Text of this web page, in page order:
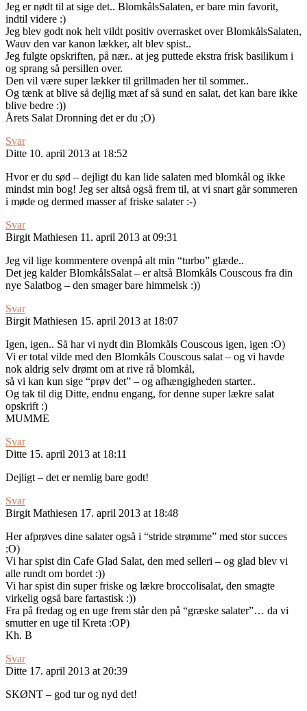
Jeg er nødt til at sige det.. BlomkålsSalaten, er bare min favorit,
indtil videre :)
Jeg blev godt nok helt vildt positiv overrasket over BlomkålsSalaten,
Wauv den var kanon lækker, alt blev spist..
Jeg fulgte opskriften, på nær.. at jeg puttede ekstra frisk basilikum i
og sprang så persillen over.
Den vil være super lækker til grillmaden her til sommer..
Og tænk at blive så dejlig mæt af så sund en salat, det kan bare ikke
blive bedre :))
Årets Salat Dronning det er du ;O)
Svar
Ditte 10. april 2013 at 18:52
Hvor er du sød – dejligt du kan lide salaten med blomkål og ikke
mindst min bog! Jeg ser altså også frem til, at vi snart går sommeren
i møde og dermed masser af friske salater :-)
Svar
Birgit Mathiesen 11. april 2013 at 09:31
Jeg vil lige kommentere ovenpå alt min “turbo” glæde..
Det jeg kalder BlomkålsSalat – er altså Blomkåls Couscous fra din
nye Salatbog – den smager bare himmelsk :))
Svar
Birgit Mathiesen 15. april 2013 at 18:07
Igen, igen.. Så har vi nydt din Blomkåls Couscous igen, igen :O)
Vi er total vilde med den Blomkåls Couscous salat – og vi havde
nok aldrig selv drømt om at rive rå blomkål,
så vi kan kun sige “prøv det” – og afhængigheden starter..
Og tak til dig Ditte, endnu engang, for denne super lækre salat
opskrift :)
MUMME
Svar
Ditte 15. april 2013 at 18:11
Dejligt – det er nemlig bare godt!
Svar
Birgit Mathiesen 17. april 2013 at 18:48
Her afprøves dine salater også i “stride strømme” med stor succes
:O)
Vi har spist din Cafe Glad Salat, den med selleri – og glad blev vi
alle rundt om bordet :))
Vi har spist din super friske og lækre broccolisalat, den smagte
virkelig også bare fartastisk :))
Fra på fredag og en uge frem står den på “græske salater”… da vi
smutter en uge til Kreta :OP)
Kh. B
Svar
Ditte 17. april 2013 at 20:39
SKØNT – god tur og nyd det!